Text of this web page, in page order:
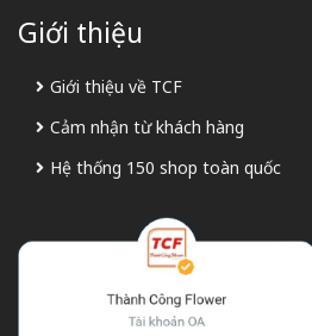
Giới thiệu
Giới thiệu về TCF
Cảm nhận từ khách hàng
Hệ thống 150 shop toàn quốc